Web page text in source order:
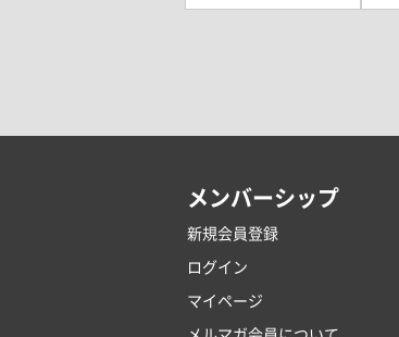
メンバーシップ
新規会員登録
ログイン
マイページ